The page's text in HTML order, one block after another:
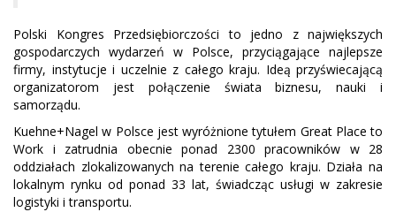
Polski Kongres Przedsiębiorczości to jedno z największych
gospodarczych wydarzeń w Polsce, przyciągające najlepsze
firmy, instytucje i uczelnie z całego kraju. Ideą przyświecającą
organizatorom jest połączenie świata biznesu, nauki i
samorządu.
Kuehne+Nagel w Polsce jest wyróżnione tytułem Great Place to
Work i zatrudnia obecnie ponad 2300 pracowników w 28
oddziałach zlokalizowanych na terenie całego kraju. Działa na
lokalnym rynku od ponad 33 lat, świadcząc usługi w zakresie
logistyki i transportu.